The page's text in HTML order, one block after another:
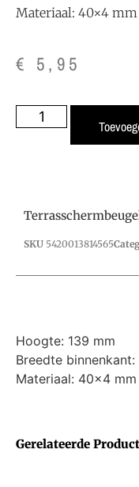
Materiaal: 40×4 mm
€ 5,95
Gerelateerde
SKU 5420013814565
Hoogte: 139 mm
Breedte binnenkant:
Materiaal: 40×4 mm